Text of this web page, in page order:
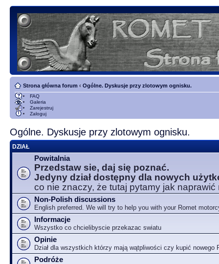
Strona główna forum ‹ Ogólne. Dyskusje przy zlotowym ognisku.
FAQ
Galeria
Zarejestruj
Zaloguj
Ogólne. Dyskusje przy zlotowym ognisku.
DZIAŁ
Powitalnia
Przedstaw sie, daj się poznać.
Jedyny dział dostępny dla nowych
co nie znaczy, że tutaj pytamy jak naprawić
Non-Polish discussions
English preferred. We will try to help you with your Romet
Informacje
Wszystko co chcielibyscie przekazac swiatu
Opinie
Dział dla wszystkich którzy mają wątpliwości czy kupić nowego
Podróże